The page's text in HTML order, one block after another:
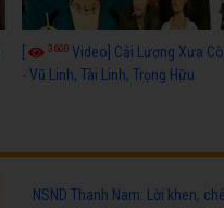
3600 Video] Cải Lương Xưa
- Vũ Linh, Tài Linh, Trọng Hữu
NSND Thanh Nam: Lời khen,